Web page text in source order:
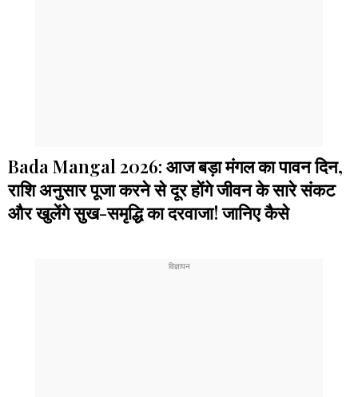
Bada Mangal 2026: आज बड़ा मंगल का पावन दिन,
राशि अनुसार पूजा करने से दूर होंगे जीवन के सारे संकट
और खुलेंगे सुख-समृद्धि का दरवाजा! जानिए कैसे